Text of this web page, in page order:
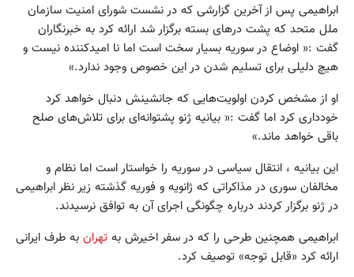
ابراهیمی پس از آخرین گزارشی که در نشست شورای امنیت سازمان
ملل متحد که پشت درهای بسته برگزار شد ارائه کرد به خبرنگاران
گفت :« اوضاع در سوریه بسیار سخت است اما نا امیدکننده نیست و
هیچ دلیلی برای تسلیم شدن در این خصوص وجود ندارد.»
او از مشخص کردن اولویت‌هایی که جانشینش دنبال خواهد کرد
خودداری کرد اما گفت :« بیانیه ژنو پشتوانه‌ای برای تلاش‌های صلح
باقی خواهد ماند.»
این بیانیه ، انتقال سیاسی در سوریه را خواستار است اما نظام و
مخالفان سوری در مذاکراتی که ژانویه و فوریه گذشته زیر نظر ابراهیمی
در ژنو برگزار کردند درباره چگونگی اجرای آن به توافق نرسیدند.
ابراهیمی همچنین طرحی را که در سفر اخیرش به تهران به طرف ایرانی
ارائه کرد «قابل توجه» توصیف کرد.